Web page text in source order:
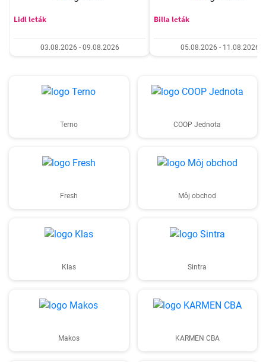
Lidl leták
03.08.2026 - 09.08.2026
Billa leták
05.08.2026 - 11.08.2026
Terno COOP Jednota
Fresh Môj obchod
Klas Sintra
Makos KARMEN CBA